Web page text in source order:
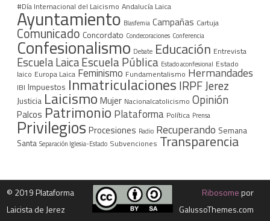
#Día Internacional del Laicismo Andalucía Laica
Ayuntamiento Blasfemia Campañas Cartuja
Comunicado Concordato Condecoraciones Conferencia
Confesionalismo Debate Educación Entrevista
Escuela LaicaEscuela Pública Estado aconfesional Estado
laico Europa Laica Feminismo Fundamentalismo Hermandades
IBI Impuestos Inmatriculaciones IRPFJerez
Justicia Laicismo Mujer Nacionalcatolicismo Opinión
Palcos Patrimonio Plataforma Política Prensa
Privilegios Procesiones Radio Recuperando Semana
Santa Separación Iglesia-Estado Subvenciones Transparencia
© 2019 Plataforma
Laicista de Jerez
Ribosomepor
GalussoThemes.com